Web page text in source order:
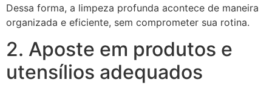
Dessa forma, a limpeza profunda acontece de maneira
organizada e eficiente, sem comprometer sua rotina.
2. Aposte em produtos e
utensílios adequados